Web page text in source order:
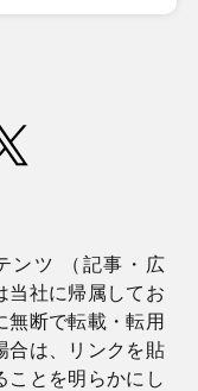
ンツ （記事・広
当社に帰属してお
無断で転載・転用
合は、リンクを貼
ことを明らかにし